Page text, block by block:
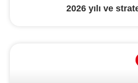
2026 yılı ve